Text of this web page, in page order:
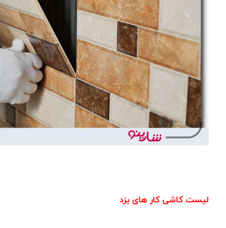
لیست کاشی کار های یزد